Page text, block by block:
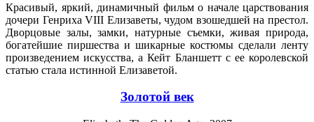
Красивый, яркий, динамичный фильм о начале царствования
дочери Генриха VIII Елизаветы, чудом взошедшей на престол.
Дворцовые залы, замки, натурные съемки, живая природа,
богатейшие пиршества и шикарные костюмы сделали ленту
произведением искусства, а Кейт Бланшетт с ее королевской
статью стала истинной Елизаветой.
Золотой век